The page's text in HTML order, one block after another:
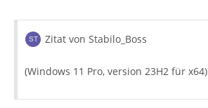
Zitat von Stabilo_Boss
(Windows 11 Pro, version 23H2 für x64)